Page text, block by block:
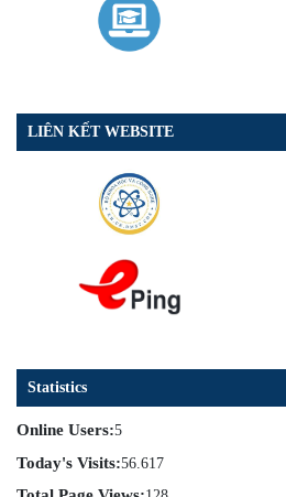
LIÊN KẾT WEBSITE
Statistics
Online Users:5
Today's Visits:56.617